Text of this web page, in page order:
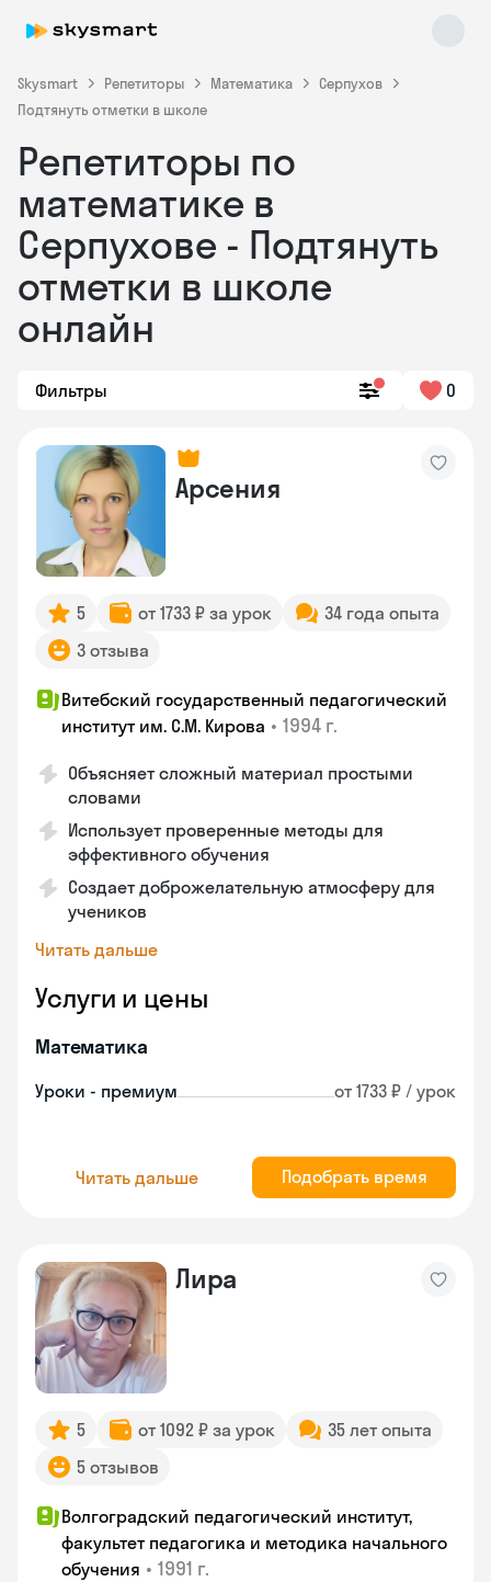
Skysmart Репетиторы Математика
Серпухов
Подтянуть отметки в школе
Репетиторы по
математике в
Серпухове - Подтянуть
отметки в школе
онлайн
Фильтры 0
Арсения
5 от 1733 ₽ за урок
34 года опыта
3 отзыва
Витебский государственный педагогический
институт им. С.М. Кирова • 1994 г.
Объясняет сложный материал простыми
словами
Использует проверенные методы для
эффективного обучения
Создает доброжелательную атмосферу для
учеников
Читать дальше
Услуги и цены
Математика
Уроки - премиум от 1733 ₽ / урок
Читать дальше Подобрать время
Лира
5 от 1092 ₽ за урок
35 лет опыта
5 отзывов
Волгоградский педагогический институт,
факультет педагогика и методика начального
обучения • 1991 г.
Skysmart Chat